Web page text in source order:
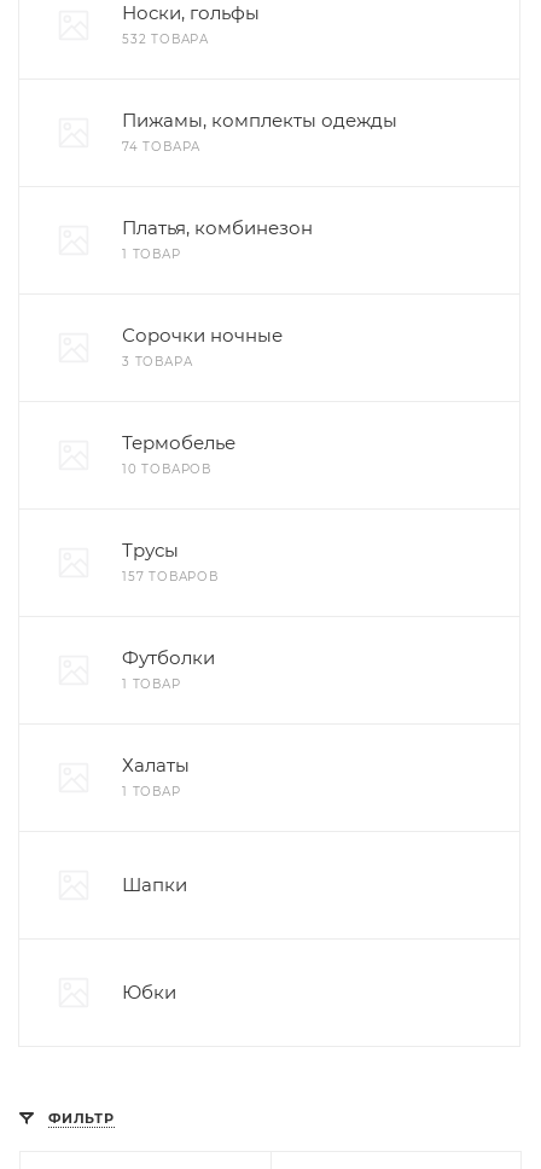
Носки, гольфы
532 ТОВАРА
Пижамы, комплекты одежды
74 ТОВАРА
Платья, комбинезон
1 ТОВАР
Сорочки ночные
3 ТОВАРА
Термобелье
10 ТОВАРОВ
Трусы
157 ТОВАРОВ
Футболки
1 ТОВАР
Халаты
1 ТОВАР
Шапки
Юбки
ФИЛЬТР